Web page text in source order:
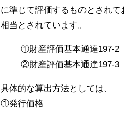
に準じて評価するものとされ
相当とされています。
①財産評価基本通達197-2
②財産評価基本通達197-3
具体的な算出方法としては、
①発行価格